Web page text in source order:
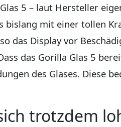
5 – laut Hersteller
bislang mit einer tollen
das Display vor
das Gorilla Glas 5
des Glases. Diese
trotzdem